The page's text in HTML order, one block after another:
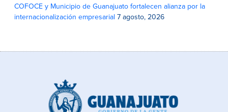
COFOCE y Municipio de Guanajuato fortalecen alianza por la
internacionalización empresarial 7 agosto, 2026